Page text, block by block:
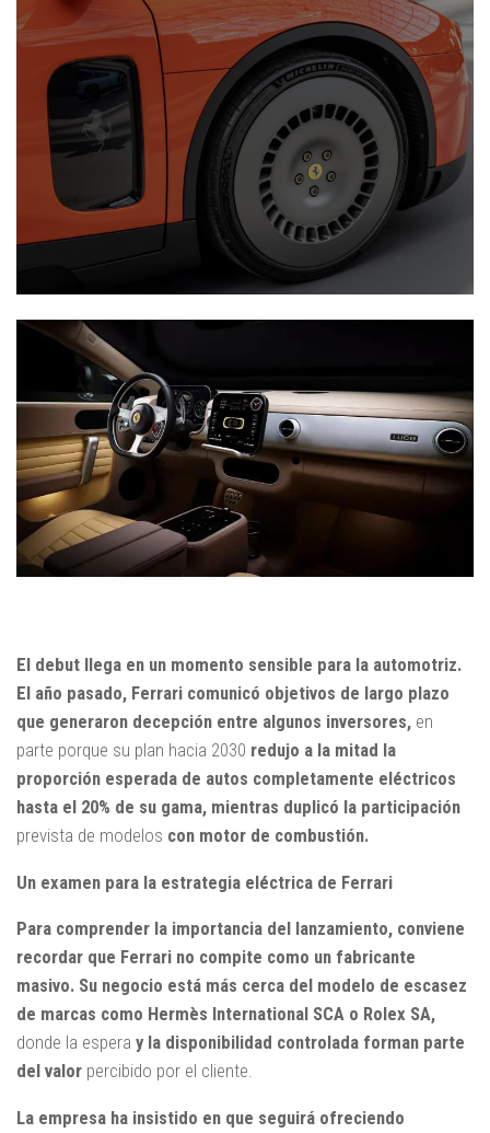
El debut llega en un momento sensible para la automotriz.
El año pasado, Ferrari comunicó objetivos de largo plazo
que generaron decepción entre algunos inversores, en
parte porque su plan hacia 2030 redujo a la mitad la
proporción esperada de autos completamente eléctricos
hasta el 20% de su gama, mientras duplicó la participación
prevista de modelos con motor de combustión.
Un examen para la estrategia eléctrica de Ferrari
Para comprender la importancia del lanzamiento, conviene
recordar que Ferrari no compite como un fabricante
masivo. Su negocio está más cerca del modelo de escasez
de marcas como Hermès International SCA o Rolex SA,
donde la espera y la disponibilidad controlada forman parte
del valor percibido por el cliente.
La empresa ha insistido en que seguirá ofreciendo